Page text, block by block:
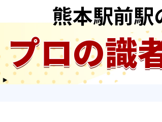
熊本駅前駅
プロの識